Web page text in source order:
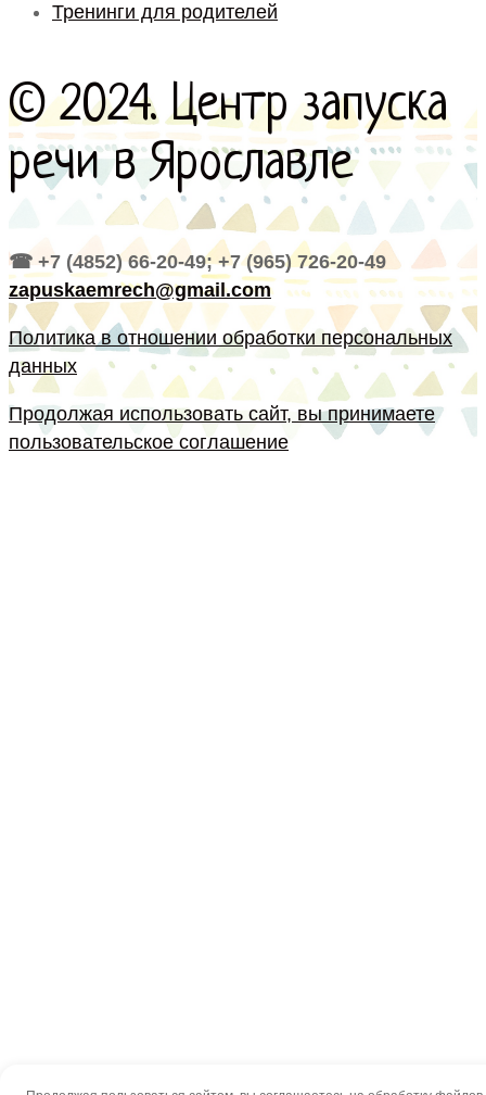
Тренинги для родителей
© 2024. Центр запуска
речи в Ярославле
☎ +7 (4852) 66-20-49; +7 (965) 726-20-49
zapuskaemrech@gmail.com
Политика в отношении обработки персональных
данных
Продолжая использовать сайт, вы принимаете
пользовательское соглашение